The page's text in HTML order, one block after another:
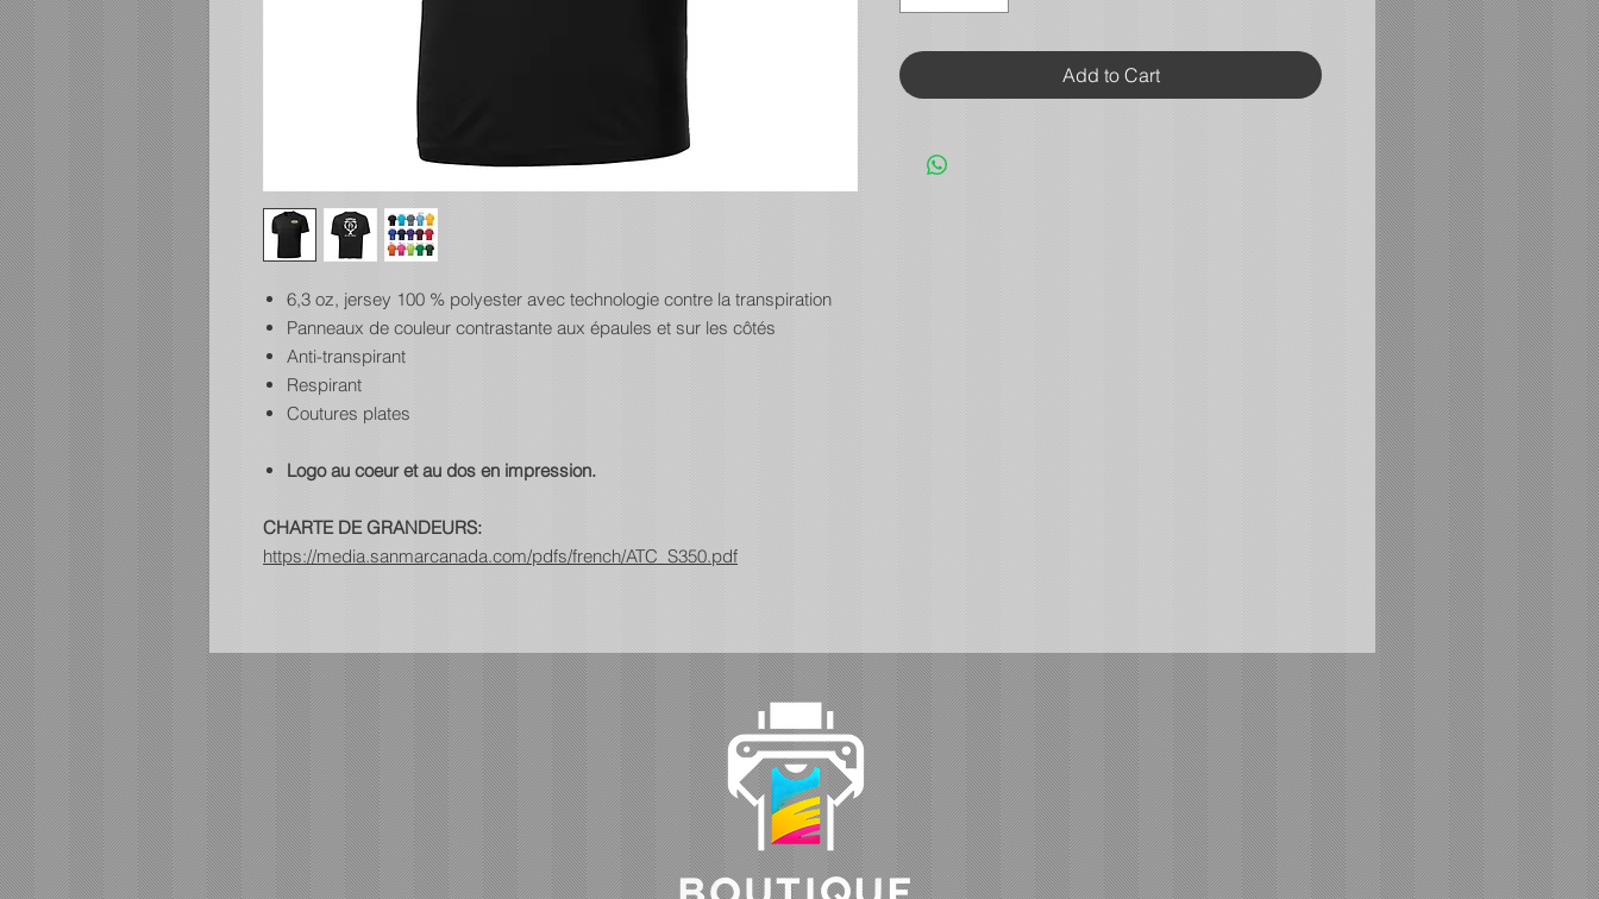
6,3 oz, jersey 100 % polyester avec technologie contre la transpiration
Panneaux de couleur contrastante aux épaules et sur les côtés
Anti-transpirant
Respirant
Coutures plates
Logo au coeur et au dos en impression.
CHARTE DE GRANDEURS:
https://media.sanmarcanada.com/pdfs/french/ATC_S350.pdf
Add to Cart